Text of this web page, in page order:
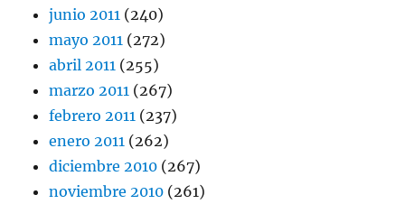
junio 2011 (240)
mayo 2011 (272)
abril 2011 (255)
marzo 2011 (267)
febrero 2011 (237)
enero 2011 (262)
diciembre 2010 (267)
noviembre 2010 (261)